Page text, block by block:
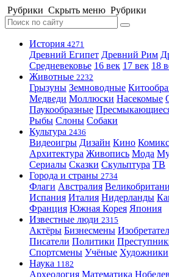
Рубрики Скрыть меню Рубрики
История 4271
Древний Египет Древний Рим
Средневековье 16 век 17 век 18
Животные 2232
Грызуны Земноводные
Медведи Моллюски Насекомые
Паукообразные
Рыбы Слоны Собаки
Культура 2436
Видеоигры Дизайн Кино
Архитектура Живопись Мода
Сериалы Сказки Скульптура ТВ
Города и страны 2734
Флаги Австралия
Испания Италия Нидерланды
Франция Южная Корея Япония
Известные люди 2315
Актёры Бизнесмены
Писатели Политики
Спортсмены Учёные Художники
Наука 1182
Археология Математика